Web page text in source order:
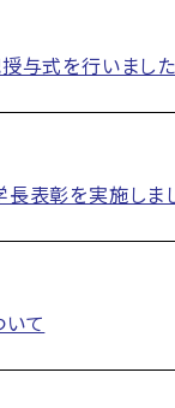
与式を行いました
表彰を実施しま
て